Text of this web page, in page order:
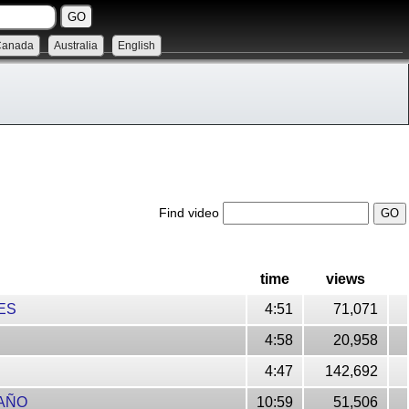
Australia English
Find video
time
views
4:51
71,071
4:58
20,958
4:47
142,692
10:59 51,506